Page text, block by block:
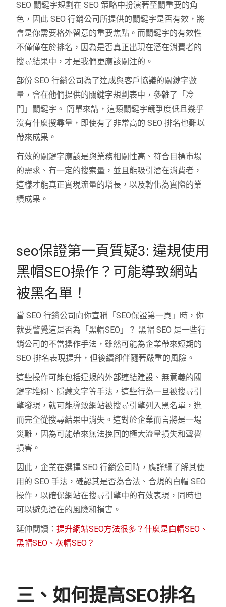
SEO 關鍵字規劃在 SEO 策略中扮演著至關重要的角
色，因此 SEO 行銷公司所提供的關鍵字是否有效，將
會是你需要格外留意的重要焦點。而關鍵字的有效性
不僅僅在於排名，因為是否真正出現在潛在消費者的
搜尋結果中，才是我們更應該關注的。
部份 SEO 行銷公司為了達成與客戶協議的關鍵字數
量，會在他們提供的關鍵字規劃表中，參雜了「冷
門」關鍵字。 簡單來講，這類關鍵字競爭度低且幾乎
沒有什麼搜尋量，即使有了非常高的 SEO 排名也難以
帶來成果。
有效的關鍵字應該是與業務相關性高、符合目標市場
的需求、有一定的搜索量，並且能吸引潛在消費者，
這樣才能真正實現流量的增長，以及轉化為實際的業
績成果。
seo保證第一頁質疑3: 違規使用
黑帽SEO操作？可能導致網站
被黑名單！
當 SEO 行銷公司向你宣稱「SEO保證第一頁」時，你
就要警覺這是否為「黑帽SEO」？ 黑帽 SEO 是一些行
銷公司的不當操作手法，雖然可能為企業帶來短期的
SEO 排名表現提升，但後續卻伴隨著嚴重的風險。
這些操作可能包括違規的外部連結建設、無意義的關
鍵字堆砌、隱藏文字等手法，這些行為一旦被搜尋引
擎發現，就可能導致網站被搜尋引擎列入黑名單，進
而完全從搜尋結果中消失。這對於企業而言將是一場
災難，因為可能帶來無法挽回的極大流量損失和聲譽
損害。
因此，企業在選擇 SEO 行銷公司時，應詳細了解其使
用的 SEO 手法，確認其是否為合法、合規的白帽 SEO
操作，以確保網站在搜尋引擎中的有效表現，同時也
可以避免潛在的風險和損害。
延伸閱讀：提升網站SEO方法很多？什麼是白帽SEO、
黑帽SEO、灰帽SEO？
三、如何提高SEO排名